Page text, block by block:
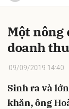
Một nông
doanh
09/09/2019 14:40
Sinh ra và
khăn, ông